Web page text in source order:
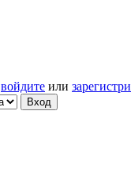
войдите или